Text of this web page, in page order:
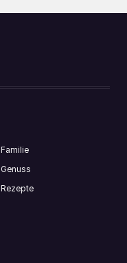
Familie
Genuss
Rezepte